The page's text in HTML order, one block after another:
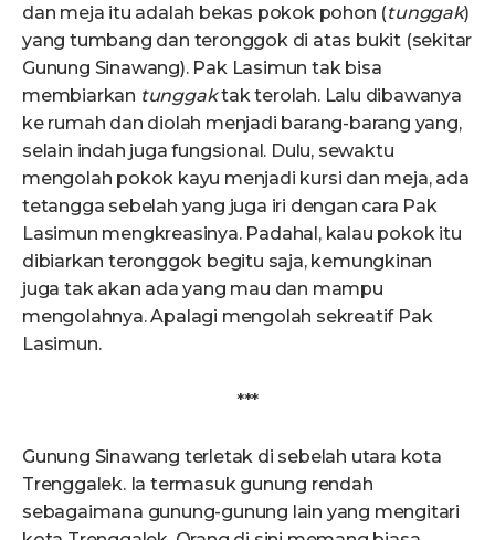
dan meja itu adalah bekas pokok pohon (tunggak)
yang tumbang dan teronggok di atas bukit (sekitar
Gunung Sinawang). Pak Lasimun tak bisa
membiarkan tunggaktak terolah. Lalu dibawanya
ke rumah dan diolah menjadi barang-barang yang,
selain indah juga fungsional. Dulu, sewaktu
mengolah pokok kayu menjadi kursi dan meja, ada
tetangga sebelah yang juga iri dengan cara Pak
Lasimun mengkreasinya. Padahal, kalau pokok itu
dibiarkan teronggok begitu saja, kemungkinan
juga tak akan ada yang mau dan mampu
mengolahnya. Apalagi mengolah sekreatif Pak
Lasimun.
***
Gunung Sinawang terletak di sebelah utara kota
Trenggalek. Ia termasuk gunung rendah
sebagaimana gunung-gunung lain yang mengitari